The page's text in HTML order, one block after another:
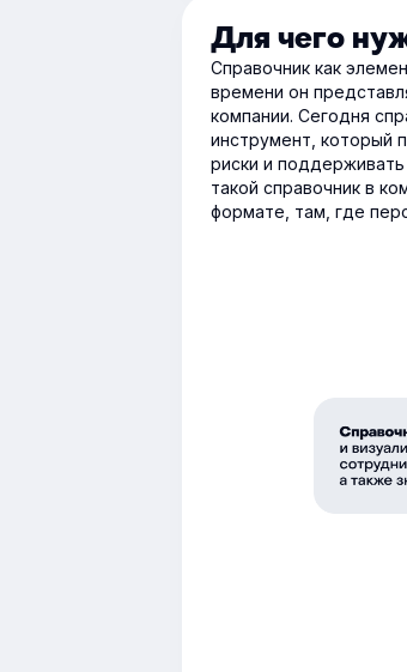
Для чего
Справочник как
времени он
компании. Сегодня
инструмент, который
риски и
такой справочник в
формате, там, где